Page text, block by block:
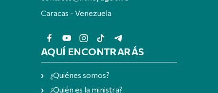
Caracas - Venezuela
AQUÍ ENCONTRARÁS
¿Quiénes somos?
¿Quién es la ministra?